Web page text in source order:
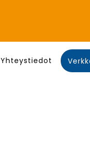
Yhteystiedot